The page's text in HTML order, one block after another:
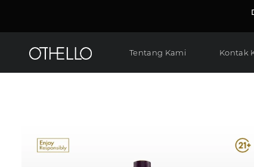
Tentang Kami Kontak